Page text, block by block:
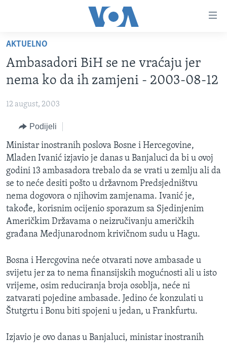
glavni
sadržaj
na
glavnu
navigaciju
pretragu
TV PROGRAM
VIJESTI
SJEDINJENE AMERIČKE DRŽAVE
BOSNA I HERCEGOVINA
NAUKA I TEHNOLOGIJA
SPECIJALNI PROJEKTI
KORUPCIJA
SLOBODA MEDIJA
ŽENSKA STRANA
IZBJEGLIČKA STRANA
MAGAZIN
O GLASU AMERIKE
Learning English
PRATITE NAS
AKTUELNO
Ambasadori BiH se ne vraćaju jer
nema ko da ih zamjeni - 2003-08-12
12 august, 2003
Podijeli
Ministar inostranih poslova Bosne i Hercegovine,
Mladen Ivanić izjavio je danas u Banjaluci da bi u ovoj
godini 13 ambasadora trebalo da se vrati u zemlju ali da
se to neće desiti pošto u državnom Predsjedništvu
nema dogovora o njihovim zamjenama. Ivanić je,
takođe, korisnim ocijenio sporazum sa Sjedinjenim
Američkim Državama o neizručivanju američkih
građana Medjunarodnom krivičnom sudu u Hagu.
Bosna i Hercgovina neće otvarati nove ambasade u
svijetu jer za to nema finansijskih mogućnosti ali u isto
vrijeme, osim reduciranja broja osoblja, neće ni
zatvarati pojedine ambasade. Jedino će konzulati u
Štutgrtu i Bonu biti spojeni u jedan, u Frankfurtu.
Izjavio je ovo danas u Banjaluci, ministar inostranih